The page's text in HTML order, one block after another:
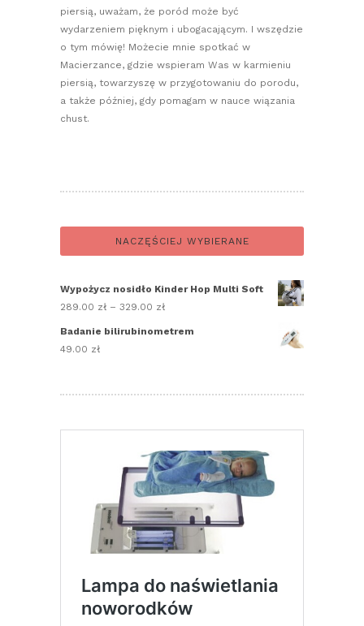
piersią, uważam, że poród może być
wydarzeniem pięknym i ubogacającym. I wszędzie
o tym mówię! Możecie mnie spotkać w
Macierzance, gdzie wspieram Was w karmieniu
piersią, towarzyszę w przygotowaniu do porodu,
a także później, gdy pomagam w nauce wiązania
chust.
NACZĘŚCIEJ WYBIERANE
Wypożycz nosidło Kinder Hop Multi Soft
289.00 zł – 329.00 zł
329.00 zł
Badanie bilirubinometrem
49.00 zł